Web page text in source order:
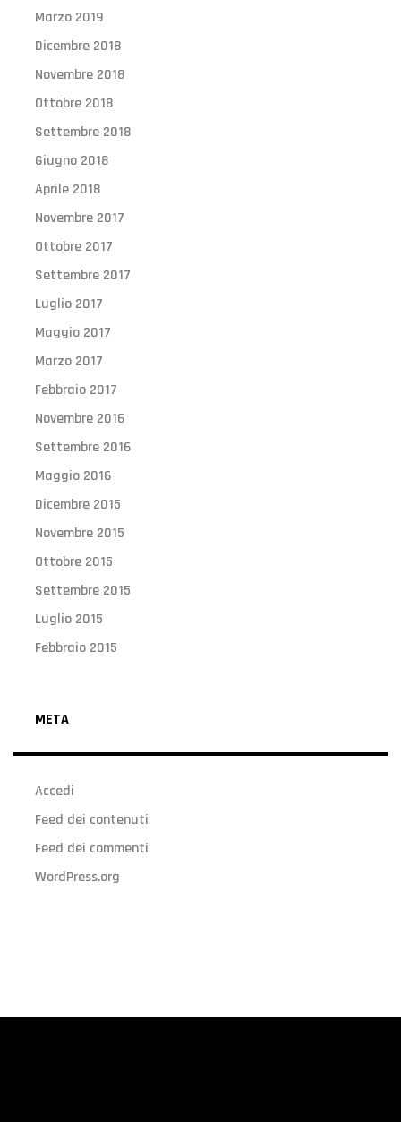
Marzo 2019
Dicembre 2018
Novembre 2018
Ottobre 2018
Settembre 2018
Giugno 2018
Aprile 2018
Novembre 2017
Ottobre 2017
Settembre 2017
Luglio 2017
Maggio 2017
Marzo 2017
Febbraio 2017
Novembre 2016
Settembre 2016
Maggio 2016
Dicembre 2015
Novembre 2015
Ottobre 2015
Settembre 2015
Luglio 2015
Febbraio 2015
META
Accedi
Feed dei contenuti
Feed dei commenti
WordPress.org